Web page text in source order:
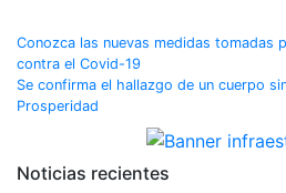
Navegación
de
entradas
Conozca las nuevas medidas tomadas
contra el Covid-19
Se confirma el hallazgo de un cuerpo
Prosperidad
Noticias recientes